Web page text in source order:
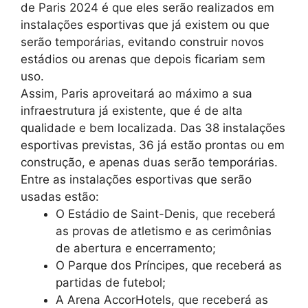
de Paris 2024 é que eles serão realizados em
instalações esportivas que já existem ou que
serão temporárias, evitando construir novos
estádios ou arenas que depois ficariam sem
uso.
Assim, Paris aproveitará ao máximo a sua
infraestrutura já existente, que é de alta
qualidade e bem localizada. Das 38 instalações
esportivas previstas, 36 já estão prontas ou em
construção, e apenas duas serão temporárias.
Entre as instalações esportivas que serão
usadas estão:
O Estádio de Saint-Denis, que receberá
as provas de atletismo e as cerimônias
de abertura e encerramento;
O Parque dos Príncipes, que receberá as
partidas de futebol;
A Arena AccorHotels, que receberá as